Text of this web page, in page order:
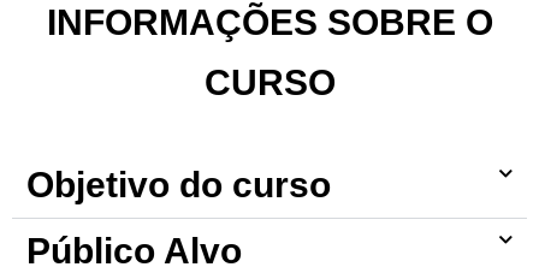
INFORMAÇÕES SOBRE O
CURSO
Objetivo do curso
Público Alvo